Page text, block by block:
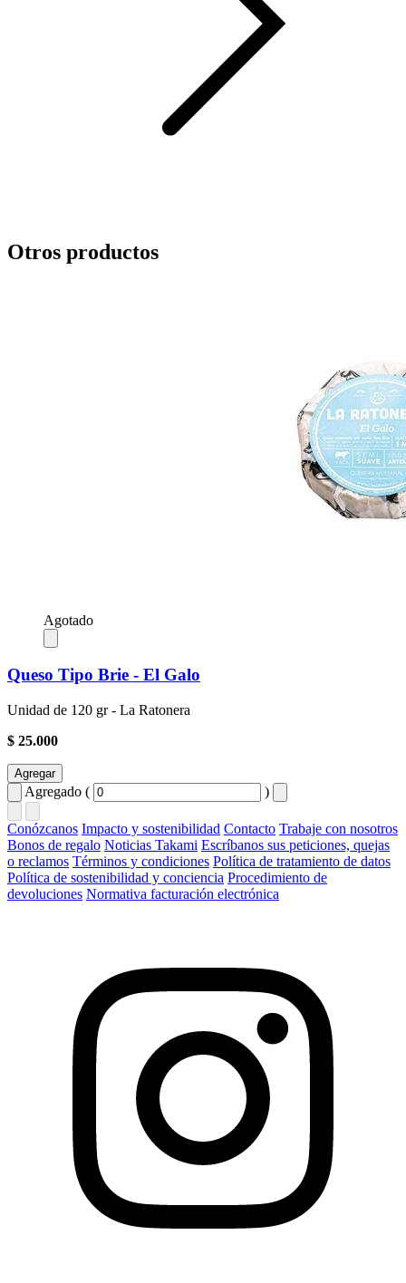
Otros productos
Agotado
Queso Tipo Brie - El Galo
Unidad de 120 gr - La Ratonera
$ 25.000
Agregar
Agregado ( )
Conózcanos Impacto y sostenibilidad Contacto Trabaje con nosotros
Bonos de regalo Noticias Takami Escríbanos sus peticiones, quejas
o reclamos Términos y condiciones Política de tratamiento de datos
Política de sostenibilidad y conciencia Procedimiento de
devoluciones Normativa facturación electrónica